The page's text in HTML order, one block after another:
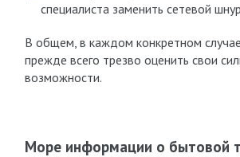
специалиста заменить сетевой
В общем, в каждом конкретном
прежде всего трезво оценить свои
возможности.
Море информации о бытовой